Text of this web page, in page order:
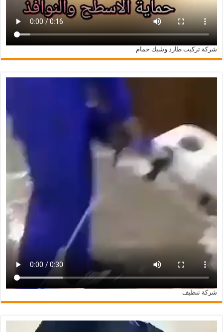
شركة تركيب طارد وشبك حمام
شركة تنظيف